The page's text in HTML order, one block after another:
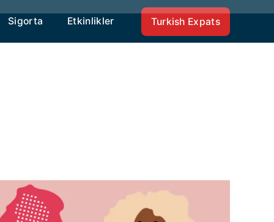
Sigorta Etkinlikler Turkish Expats